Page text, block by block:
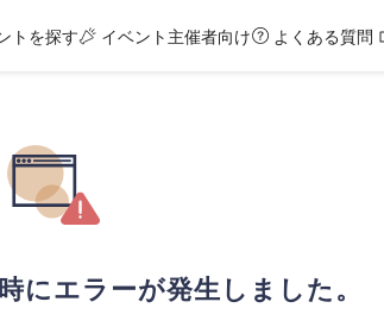
トを探す イベント主催者向け よくある質問
にエラーが発生しました。